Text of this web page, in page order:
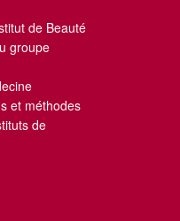
de Beauté
groupe
et méthodes
de